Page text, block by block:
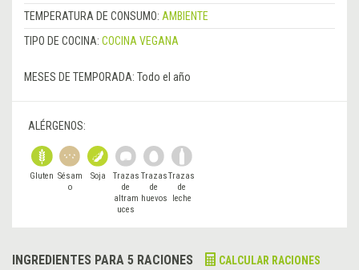
TEMPERATURA DE CONSUMO: AMBIENTE
TIPO DE COCINA: COCINA VEGANA
MESES DE TEMPORADA: Todo el año
ALÉRGENOS:
Gluten Sésam
o
Soja
Trazas
de
altram
uces
Trazas
de
huevos
Trazas
de
leche
INGREDIENTES PARA 5 RACIONES CALCULAR RACIONES